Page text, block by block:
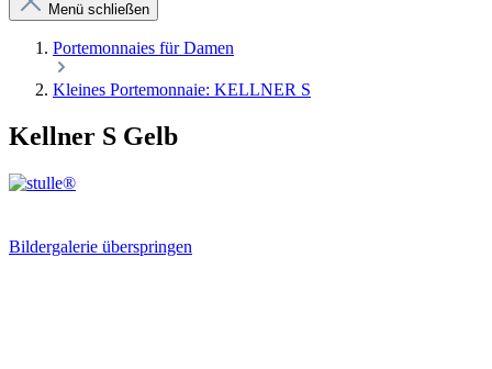
Menü schließen
Portemonnaies für Damen
Kleines Portemonnaie: KELLNER S
Kellner S Gelb
Bildergalerie überspringen